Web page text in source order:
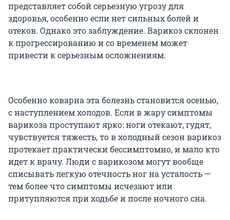
представляет собой серьезную угрозу для
здоровья, особенно если нет сильных болей и
отеков. Однако это заблуждение. Варикоз склонен
к прогрессированию и со временем может
привести к серьезным осложнениям.
Особенно коварна эта болезнь становится осенью,
с наступлением холодов. Если в жару симптомы
варикоза проступают ярко: ноги отекают, гудят,
чувствуется тяжесть, то в холодный сезон варикоз
протекает практически бессимптомно, и мало кто
идет к врачу. Люди с варикозом могут вообще
списывать легкую отечность ног на усталость —
тем более что симптомы исчезают или
притупляются при ходьбе и после ночного сна.